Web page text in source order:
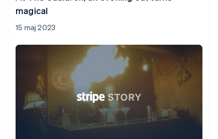
magical
15 maj 2023